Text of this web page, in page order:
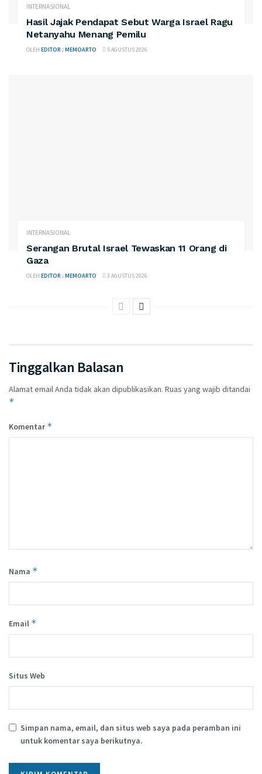
INTERNASIONAL
Hasil Jajak Pendapat Sebut Warga Israel Ragu
Netanyahu Menang Pemilu
OLEH EDITOR : MEMOARTO 5 AGUSTUS 2026
INTERNASIONAL
Serangan Brutal Israel Tewaskan 11 Orang di
Gaza
OLEH EDITOR : MEMOARTO 3 AGUSTUS 2026
Tinggalkan Balasan
Alamat email Anda tidak akan dipublikasikan. Ruas yang wajib ditandai
*
Komentar*
Nama *
Email *
Situs Web
Simpan nama, email, dan situs web saya pada peramban ini
untuk komentar saya berikutnya.